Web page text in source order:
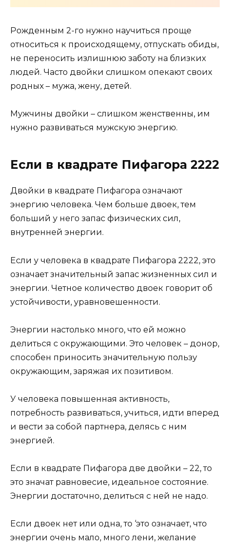
Рожденным 2-го нужно научиться проще
относиться к происходящему, отпускать обиды,
не переносить излишнюю заботу на близких
людей. Часто двойки слишком опекают своих
родных – мужа, жену, детей.
Мужчины двойки – слишком женственны, им
нужно развиваться мужскую энергию.
Если в квадрате Пифагора 2222
Двойки в квадрате Пифагора означают
энергию человека. Чем больше двоек, тем
больший у него запас физических сил,
внутренней энергии.
Если у человека в квадрате Пифагора 2222, это
означает значительный запас жизненных сил и
энергии. Четное количество двоек говорит об
устойчивости, уравновешенности.
Энергии настолько много, что ей можно
делиться с окружающими. Это человек – донор,
способен приносить значительную пользу
окружающим, заряжая их позитивом.
У человека повышенная активность,
потребность развиваться, учиться, идти вперед
и вести за собой партнера, делясь с ним
энергией.
Если в квадрате Пифагора две двойки – 22, то
это значат равновесие, идеальное состояние.
Энергии достаточно, делиться с ней не надо.
Если двоек нет или одна, то ‘это означает, что
энергии очень мало, много лени, желание